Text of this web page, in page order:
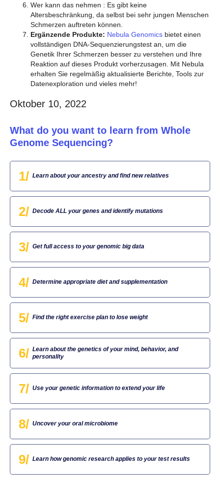
Wer kann das nehmen : Es gibt keine
Altersbeschränkung, da selbst bei sehr jungen Menschen
Schmerzen auftreten können.
Ergänzende Produkte: Nebula Genomics bietet einen
vollständigen DNA-Sequenzierungstest an, um die
Genetik Ihrer Schmerzen besser zu verstehen und Ihre
Reaktion auf dieses Produkt vorherzusagen. Mit Nebula
erhalten Sie regelmäßig aktualisierte Berichte, Tools zur
Datenexploration und vieles mehr!
Oktober 10, 2022
What do you want to learn from Whole
Genome Sequencing?
1/ Learn about your ancestry and find new relatives
2/ Decode ALL your genes and identify mutations
3/ Get full access to your genomic big data
4/ Determine appropriate diet and supplementation
5/ Find the right exercise plan to lose weight
6/ Learn about the genetics of your mind, behavior, and
personality
7/ Use your genetic information to extend your life
8/ Uncover your oral microbiome
9/ Learn how genomic research applies to your test results